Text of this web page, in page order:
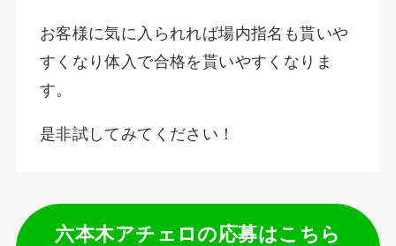
お客様に気に入られれば場内指名も貰いや
すくなり体入で合格を貰いやすくなりま
す。
是非試してみてください！
六本木アチェロの応募はこちら